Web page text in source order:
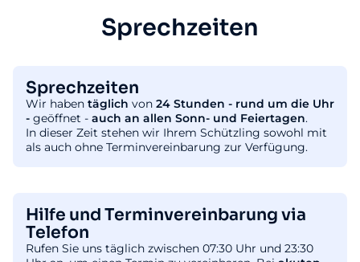
Sprechzeiten
Sprechzeiten
Wir haben täglich von 24 Stunden - rund um die Uhr
- geöffnet - auch an allen Sonn- und Feiertagen.
In dieser Zeit stehen wir Ihrem Schützling sowohl mit
als auch ohne Terminvereinbarung zur Verfügung.
Hilfe und Terminvereinbarung via
Telefon
Rufen Sie uns täglich zwischen 07:30 Uhr und 23:30